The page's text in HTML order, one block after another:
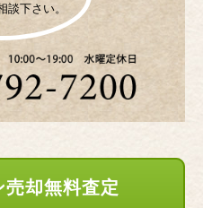
談下さい。
売却無料査定